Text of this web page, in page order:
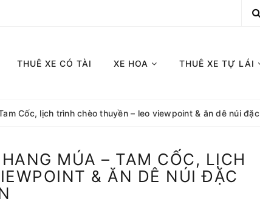
THUÊ XE CÓ TÀI XE HOA THUÊ XE TỰ LÁI
Cốc, lịch trình chèo thuyền – leo viewpoint & ăn dê núi
MÚA – TAM CỐC, LỊCH
& ĂN DÊ NÚI ĐẶC